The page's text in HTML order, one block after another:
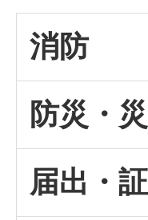
消防
防災・
届出・